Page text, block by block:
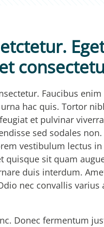
Faucibus
hac quis. Tortor
et pulvinar
sed sodales
vestibulum lectus
quisque sit quam
duis interdum.
nec convallis varius
Donec fermentum